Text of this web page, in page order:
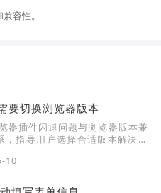
容性。
要切换浏览器版本
器插件闪退问题与浏览器版本兼
，指导用户选择合适版本解决闪
10